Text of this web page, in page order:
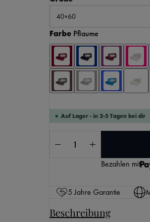
Farbeauswählen
Pflaume
Auf Lager - in 2-5 Tagen bei dir
Produkt Anzahl:
Bezahlen mit
5 Jahre Garantie
Beschreibung